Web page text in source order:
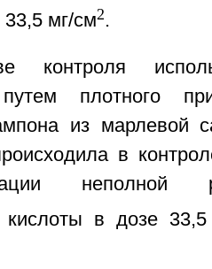
33,5 мг/см2.
контроля
путем плотного
из марлевой
в
неполной
кислоты в дозе